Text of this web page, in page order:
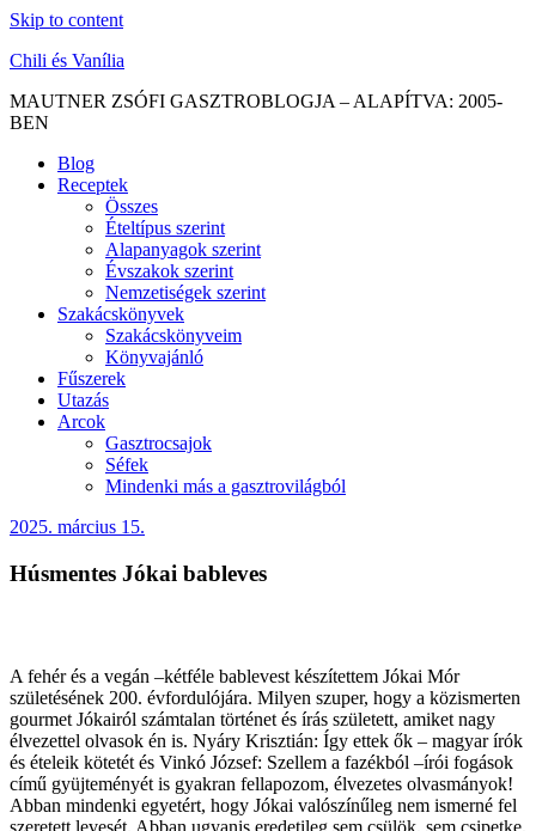
Skip to content
Chili és Vanília
MAUTNER ZSÓFI GASZTROBLOGJA – ALAPÍTVA: 2005-
BEN
Blog
Receptek
Összes
Ételtípus szerint
Alapanyagok szerint
Évszakok szerint
Nemzetiségek szerint
Szakácskönyvek
Szakácskönyveim
Könyvajánló
Fűszerek
Utazás
Arcok
Gasztrocsajok
Séfek
Mindenki más a gasztrovilágból
2025. március 15.
Húsmentes Jókai bableves
A fehér és a vegán –kétféle bablevest készítettem Jókai Mór
születésének 200. évfordulójára. Milyen szuper, hogy a közismerten
gourmet Jókairól számtalan történet és írás született, amiket nagy
élvezettel olvasok én is. Nyáry Krisztián: Így ettek ők – magyar írók
és ételeik kötetét és Vinkó József: Szellem a fazékból –írói fogások
című gyüjteményét is gyakran fellapozom, élvezetes olvasmányok!
Abban mindenki egyetért, hogy Jókai valószínűleg nem ismerné fel